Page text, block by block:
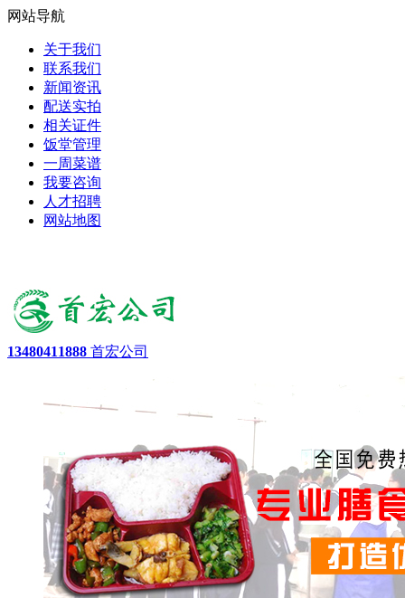
网站导航
关于我们
联系我们
新闻资讯
配送实拍
相关证件
饭堂管理
一周菜谱
我要咨询
人才招聘
网站地图
13480411888 首宏公司